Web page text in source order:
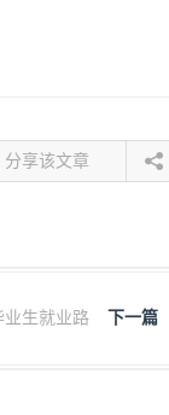
分享该文章
下一篇
业生就业路